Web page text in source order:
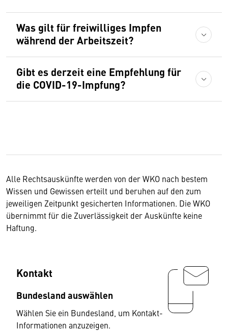
Was gilt für freiwilliges Impfen
während der Arbeitszeit?
Gibt es derzeit eine Empfehlung für
die COVID-19-Impfung?
Alle Rechtsauskünfte werden von der WKO nach bestem
Wissen und Gewissen erteilt und beruhen auf den zum
jeweiligen Zeitpunkt gesicherten Informationen. Die WKO
übernimmt für die Zuverlässigkeit der Auskünfte keine
Haftung.
Kontakt
Bundesland auswählen
Wählen Sie ein Bundesland, um Kontakt-
Informationen anzuzeigen.